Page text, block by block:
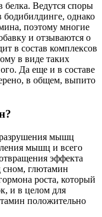
белка. Ведутся споры
однако
поэтому многие
и отзываются о
в состав комплексов
в виде таких
Да еще и в составе
в общем, выпито
мышц
мышц и всего
эффекта
сном, глютамин
роста, который
и в целом для
положительно